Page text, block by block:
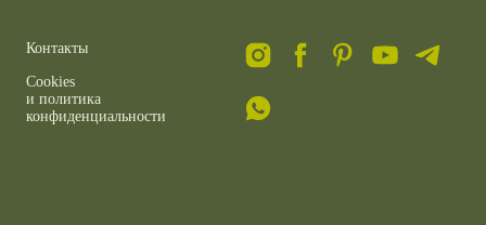
Контакты
Cookies
и политика
конфиденциальности